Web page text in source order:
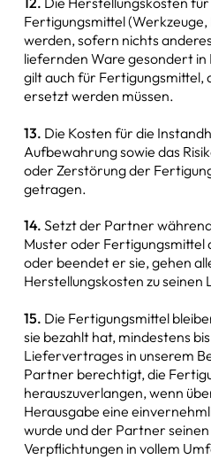
Fertigungsmittel
werden, sofern nichts
liefernden Ware gesondert in
gilt auch für Fertigungsmittel,
ersetzt werden müssen.
13. Die Kosten für die
Aufbewahrung sowie das
oder Zerstörung der
getragen.
14. Setzt der Partner
Muster oder Fertigungsmittel
oder beendet er sie, gehen
Herstellungskosten zu seinen
15. Die Fertigungsmittel
sie bezahlt hat, mindestens
Liefervertrages in unserem
Partner berechtigt, die
herauszuverlangen, wenn
Herausgabe eine
wurde und der Partner
Verpflichtungen in vollem